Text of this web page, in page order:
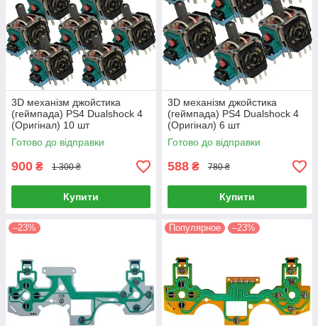
3D механізм джойстика
(геймпада) PS4 Dualshock 4
(Оригінал) 10 шт
Готово до відправки
900 ₴ 1 300 ₴
Купити
3D механізм джойстика
(геймпада) PS4 Dualshock 4
(Оригінал) 6 шт
Готово до відправки
588 ₴ 780 ₴
Купити
–23% Популярное –23%